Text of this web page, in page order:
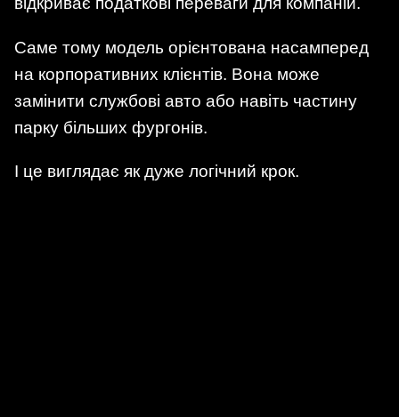
Саме тому модель орієнтована насамперед
на корпоративних клієнтів. Вона може
замінити службові авто або навіть частину
парку більших фургонів.
І це виглядає як дуже логічний крок.